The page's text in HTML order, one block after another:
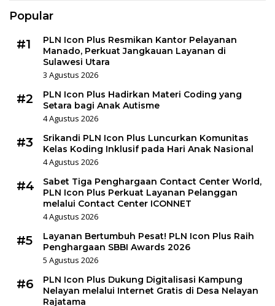
Popular
#1
PLN Icon Plus Resmikan Kantor Pelayanan
Manado, Perkuat Jangkauan Layanan di
Sulawesi Utara
3 Agustus 2026
#2
PLN Icon Plus Hadirkan Materi Coding yang
Setara bagi Anak Autisme
4 Agustus 2026
#3
Srikandi PLN Icon Plus Luncurkan Komunitas
Kelas Koding Inklusif pada Hari Anak Nasional
4 Agustus 2026
#4
Sabet Tiga Penghargaan Contact Center World,
PLN Icon Plus Perkuat Layanan Pelanggan
melalui Contact Center ICONNET
4 Agustus 2026
#5
Layanan Bertumbuh Pesat! PLN Icon Plus Raih
Penghargaan SBBI Awards 2026
5 Agustus 2026
#6
PLN Icon Plus Dukung Digitalisasi Kampung
Nelayan melalui Internet Gratis di Desa Nelayan
Rajatama